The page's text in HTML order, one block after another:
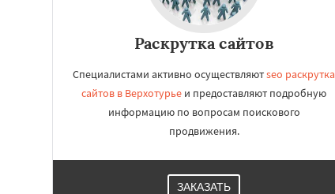
Раскрутка сайтов
Специалистами активно осуществляютseo раскрутка
сайтов в Верхотурье и предоставляют подробную
информацию по вопросам поискового
продвижения.
ЗАКАЗАТЬ